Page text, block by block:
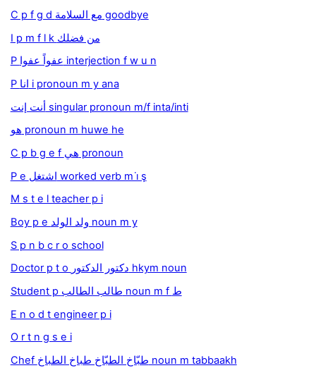
C p f g d مع السلامة goodbye
I p m f l k من فضلك
P عفواً عفوا interjection f w u n
P انا i pronoun m y ana
أنت إنت singular pronoun m/f inta/inti
هو pronoun m huwe he
C p b g e f هي pronoun
P e اشتغل worked verb m i̇ ş
M s t e l teacher p i
Boy p e ولد الولد noun m y
S p n b c r o school
Doctor p t o دكتور الدكتور hkym noun
Student p طالب الطالب noun m f ط
E n o d t engineer p i
O r t n g s e i
Chef طبّاخ الطبّاخ طباخ الطباخ noun m tabbaakh